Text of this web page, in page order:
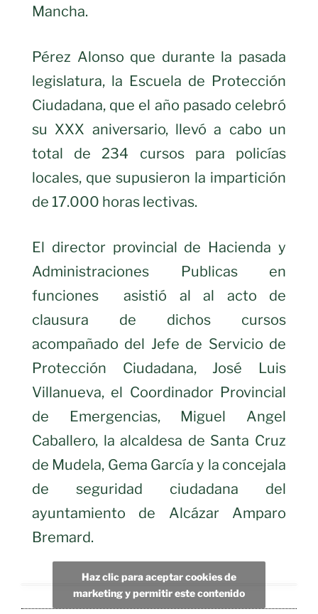
Mancha.
Pérez Alonso que durante la pasada
legislatura, la Escuela de Protección
Ciudadana, que el año pasado celebró
su XXX aniversario, llevó a cabo un
total de 234 cursos para policías
locales, que supusieron la impartición
de 17.000 horas lectivas.
El director provincial de Hacienda y
Administraciones Publicas en
funciones asistió al al acto de
clausura de dichos cursos
acompañado del Jefe de Servicio de
Protección Ciudadana, José Luis
Villanueva, el Coordinador Provincial
de Emergencias, Miguel Angel
Caballero, la alcaldesa de Santa Cruz
de Mudela, Gema García y la concejala
de seguridad ciudadana del
ayuntamiento de Alcázar Amparo
Bremard.
Haz clic para aceptar cookies de
marketing y permitir este contenido